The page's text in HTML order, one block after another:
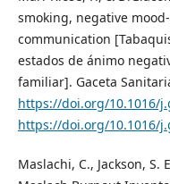
smoking, negative
communication
estados de ánimo
familiar]. Gaceta
https://doi.org/10.1016/
https://doi.org/10.1016/
Maslachi, C., Jackson, S.